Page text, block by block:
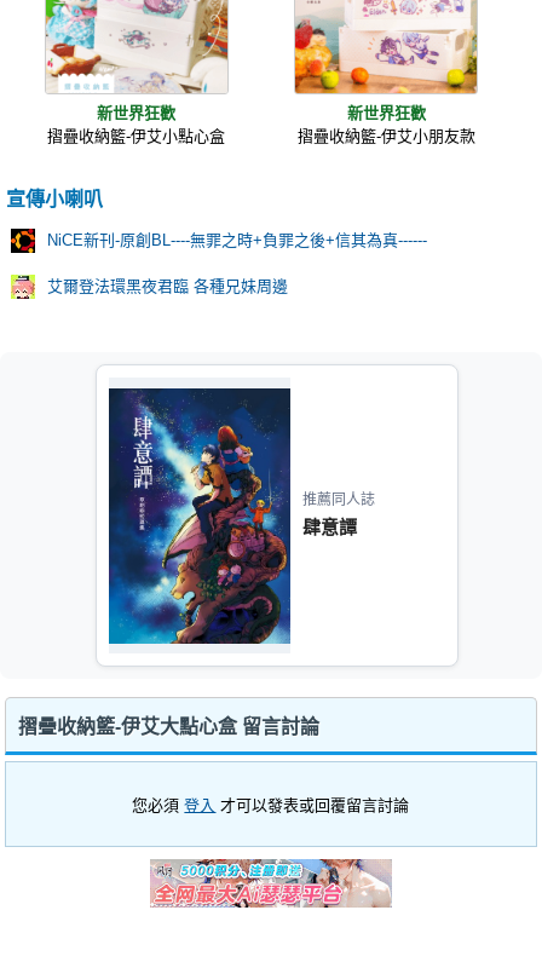
新世界狂歡
摺疊收納籃-伊艾小點心盒
新世界狂歡
摺疊收納籃-伊艾小朋友款
宣傳小喇叭
NiCE新刊-原創BL----無罪之時+負罪之後+信其為真------
艾爾登法環黑夜君臨 各種兄妹周邊
推薦同人誌
肆意譚
摺疊收納籃-伊艾大點心盒 留言討論
您必須登入 才可以發表或回覆留言討論